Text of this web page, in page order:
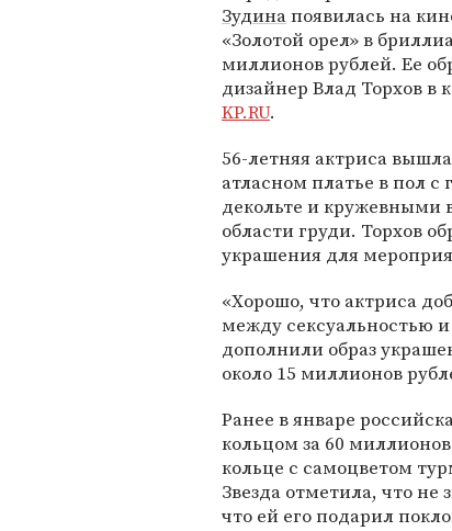
Зудинапоявилась на
«Золотой орел» в
миллионов рублей. Ее
дизайнер Влад Торхов в
KP.RU.
56-летняя актриса
атласном платье в пол с
декольте и кружевными
области груди. Торхов
украшения для
«Хорошо, что актриса
между сексуальностью
дополнили образ
около 15 миллионов
Ранее в январе
кольцом за 60
кольце с самоцветом
Звезда отметила, что не
что ей его подарил